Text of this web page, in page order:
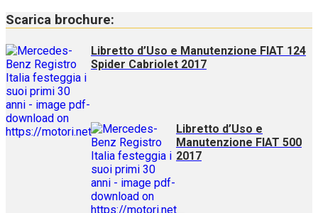
Scarica brochure:
Libretto d’Uso e Manutenzione FIAT 124
Spider Cabriolet 2017
Libretto d’Uso e
Manutenzione FIAT 500
2017